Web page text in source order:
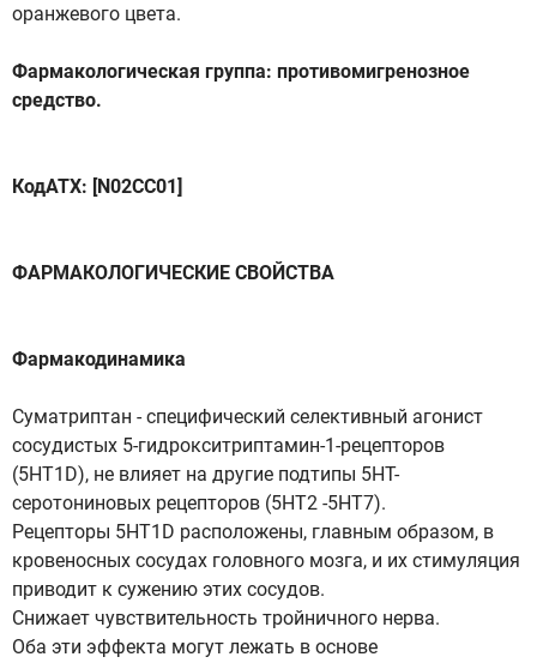
оранжевого цвета.
Фармакологическая группа: противомигренозное
средство.
КодАТХ: [N02CC01]
ФАРМАКОЛОГИЧЕСКИЕ СВОЙСТВА
Фармакодинамика
Суматриптан - специфический селективный агонист
сосудистых 5-гидрокситриптамин-1-рецепторов
(5HT1D), не влияет на другие подтипы 5НТ-
серотониновых рецепторов (5НТ2 -5НТ7).
Рецепторы 5HT1D расположены, главным образом, в
кровеносных сосудах головного мозга, и их стимуляция
приводит к сужению этих сосудов.
Снижает чувствительность тройничного нерва.
Оба эти эффекта могут лежать в основе